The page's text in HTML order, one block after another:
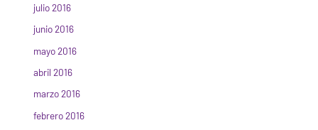
julio 2016
junio 2016
mayo 2016
abril 2016
marzo 2016
febrero 2016